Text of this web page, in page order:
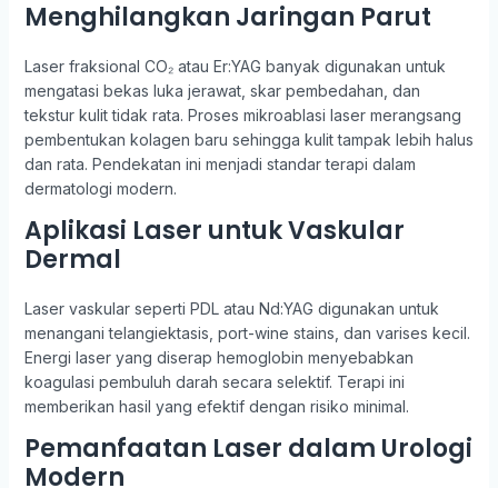
Menghilangkan Jaringan Parut
Laser fraksional CO₂ atau Er:YAG banyak digunakan untuk
mengatasi bekas luka jerawat, skar pembedahan, dan
tekstur kulit tidak rata. Proses mikroablasi laser merangsang
pembentukan kolagen baru sehingga kulit tampak lebih halus
dan rata. Pendekatan ini menjadi standar terapi dalam
dermatologi modern.
Aplikasi Laser untuk Vaskular
Dermal
Laser vaskular seperti PDL atau Nd:YAG digunakan untuk
menangani telangiektasis, port-wine stains, dan varises kecil.
Energi laser yang diserap hemoglobin menyebabkan
koagulasi pembuluh darah secara selektif. Terapi ini
memberikan hasil yang efektif dengan risiko minimal.
Pemanfaatan Laser dalam Urologi
Modern